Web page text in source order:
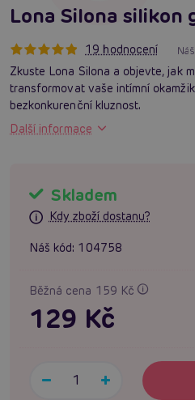
Lona Silona silikon
19 hodnocení
Zkuste Lona Silona a objevte, jak
transformovat vaše intímní
bezkonkurenční kluznost.
Další informace
Skladem
Kdy zboží dostanu?
Náš kód: 104758
Běžná cena 159 Kč
129 Kč